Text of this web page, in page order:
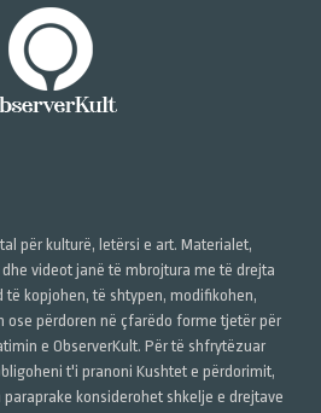
për kulturë, letërsi e art. Materialet,
videot janë të mbrojtura me të drejta
të kopjohen, të shtypen, modifikohen,
ose përdoren në çfarëdo forme tjetër për
e ObserverKult. Për të shfrytëzuar
t'i pranoni Kushtet e përdorimit,
konsiderohet shkelje e drejtave